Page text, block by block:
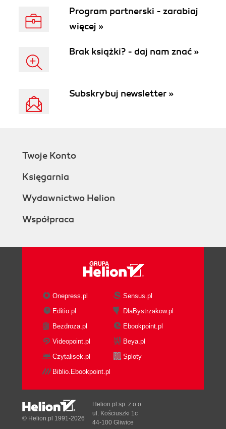
Program partnerski - zarabiaj
więcej »
Brak książki? - daj nam znać »
Subskrybuj newsletter »
Twoje Konto
Księgarnia
Wydawnictwo Helion
Współpraca
Onepress.pl
Sensus.pl
Editio.pl
DlaBystrzakow.pl
Bezdroza.pl
Ebookpoint.pl
Videopoint.pl
Beya.pl
Czytalisek.pl
Sploty
Biblio.Ebookpoint.pl
© Helion.pl 1991-2026
Helion.pl sp. z o.o.
ul. Kościuszki 1c
44-100 Gliwice